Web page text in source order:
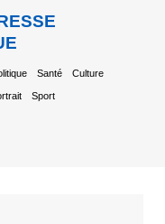
Santé Culture
Sport